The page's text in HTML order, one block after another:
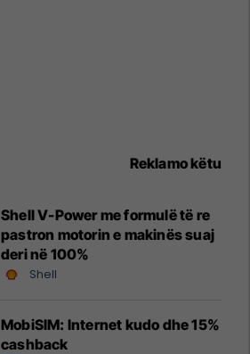
Reklamo këtu
Shell V-Power me formulë të re
pastron motorin e makinës suaj
deri në 100%
Shell
MobiSIM: Internet kudo dhe 15%
cashback